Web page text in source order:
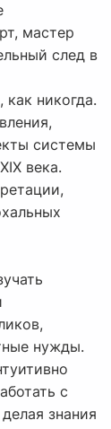
мастер
след в
как никогда.
системы
века.
нужды.
с
знания